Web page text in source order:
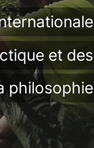
et des
philosophie